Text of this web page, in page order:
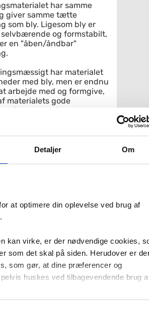
Detaljer Om
at optimere din oplevelse ved brug af
kan virke, er der nødvendige cookies,
som det skal på siden. Herudover er
som gør, at dine præferencer og
huskes ved tilbagevendende brug
har samme
giver samme tætte
som bly. Ligesom bly er
og formstabilt,
en "åben/åndbar"
har materialet
med bly, men er endnu
arbejde med og formgive,
materialets gode
og lavere vægt.
falsning
montering uden klæbning
klæbning på alle
cm
produkter
Perform sokkehammer